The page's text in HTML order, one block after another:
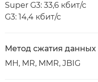
Super G3: 33,6 кбит/с
G3: 14,4 кбит/с
Метод сжатия данных
MH, MR, MMR, JBIG